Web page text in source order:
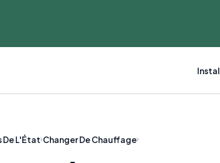
De L'État Changer De Chauffage